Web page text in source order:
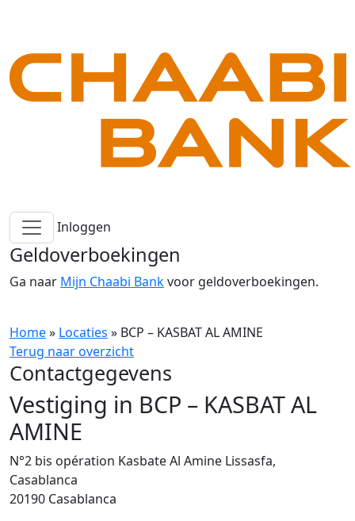
Inloggen
Geldoverboekingen
Ga naar Mijn Chaabi Bankvoor geldoverboekingen.
Home» Locaties » BCP – KASBAT AL AMINE
Terug naar overzicht
Contactgegevens
Vestiging in BCP – KASBAT AL
AMINE
N°2 bis opération Kasbate Al Amine Lissasfa,
Casablanca
20190 Casablanca